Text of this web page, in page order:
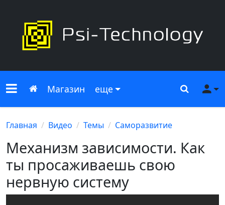
Меню сайта
Главная
Магазин еще Поиск
Главная Видео Темы Саморазвитие
Механизм зависимости. Как
ты просаживаешь свою
нервную систему